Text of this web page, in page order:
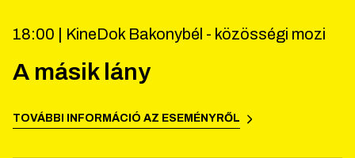
18:00 | KineDok Bakonybél - közösségi mozi
A másik lány
TOVÁBBI INFORMÁCIÓ AZ ESEMÉNYRŐL